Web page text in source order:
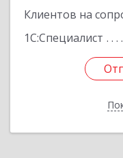
Клиентов на
1С:Специалист